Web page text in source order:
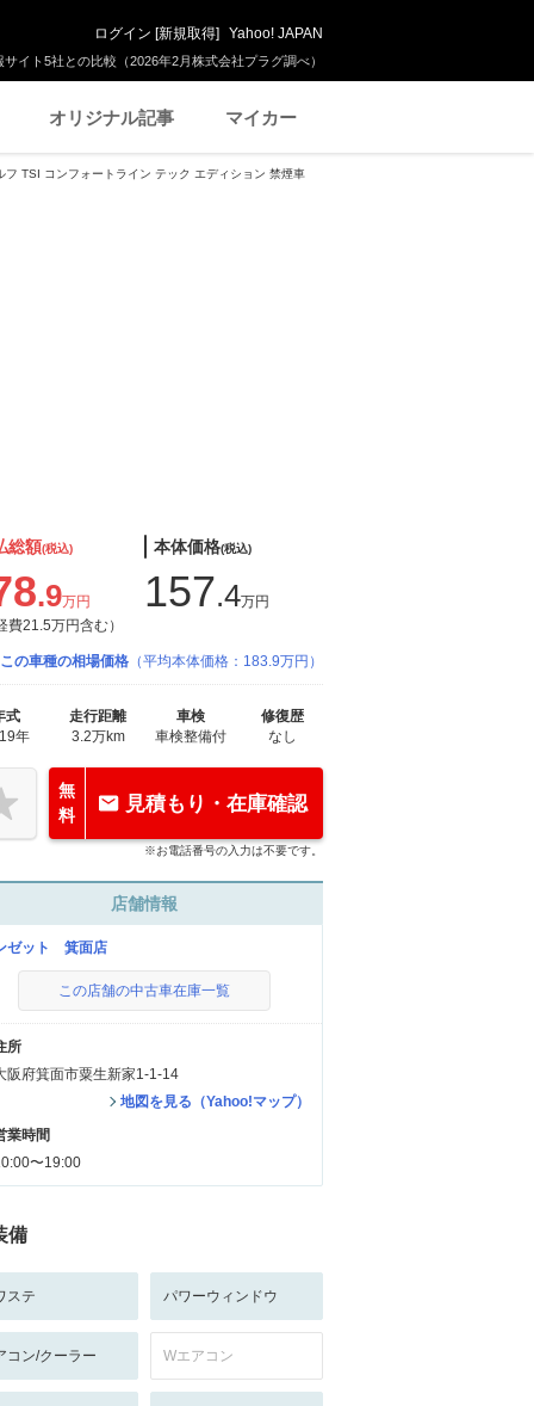
イト5社との比較（2026年2月株式会社プラグ調べ）
ログイン [新規取得] Yahoo! JAPAN
オリジナル記事 マイカー
フ TSI コンフォートライン テック エディション 禁煙車
総額(税込)
.9万円
費21.5万円含む）
本体価格(税込)
157.4万円
この車種の相場価格 （平均本体価格：183.9万円）
式
年
走行距離
3.2万km
車検
車検整備付
修復歴
なし
無
料
見積もり・在庫確認
※お電話番号の入力は不要です。
店舗情報
ゼット 箕面店
この店舗の中古車在庫一覧
所
阪府箕面市粟生新家1-1-14
地図を見る（Yahoo!マップ）
業時間
〜19:00
備
ステ パワーウィンドウ
コン/クーラー Wエアコン